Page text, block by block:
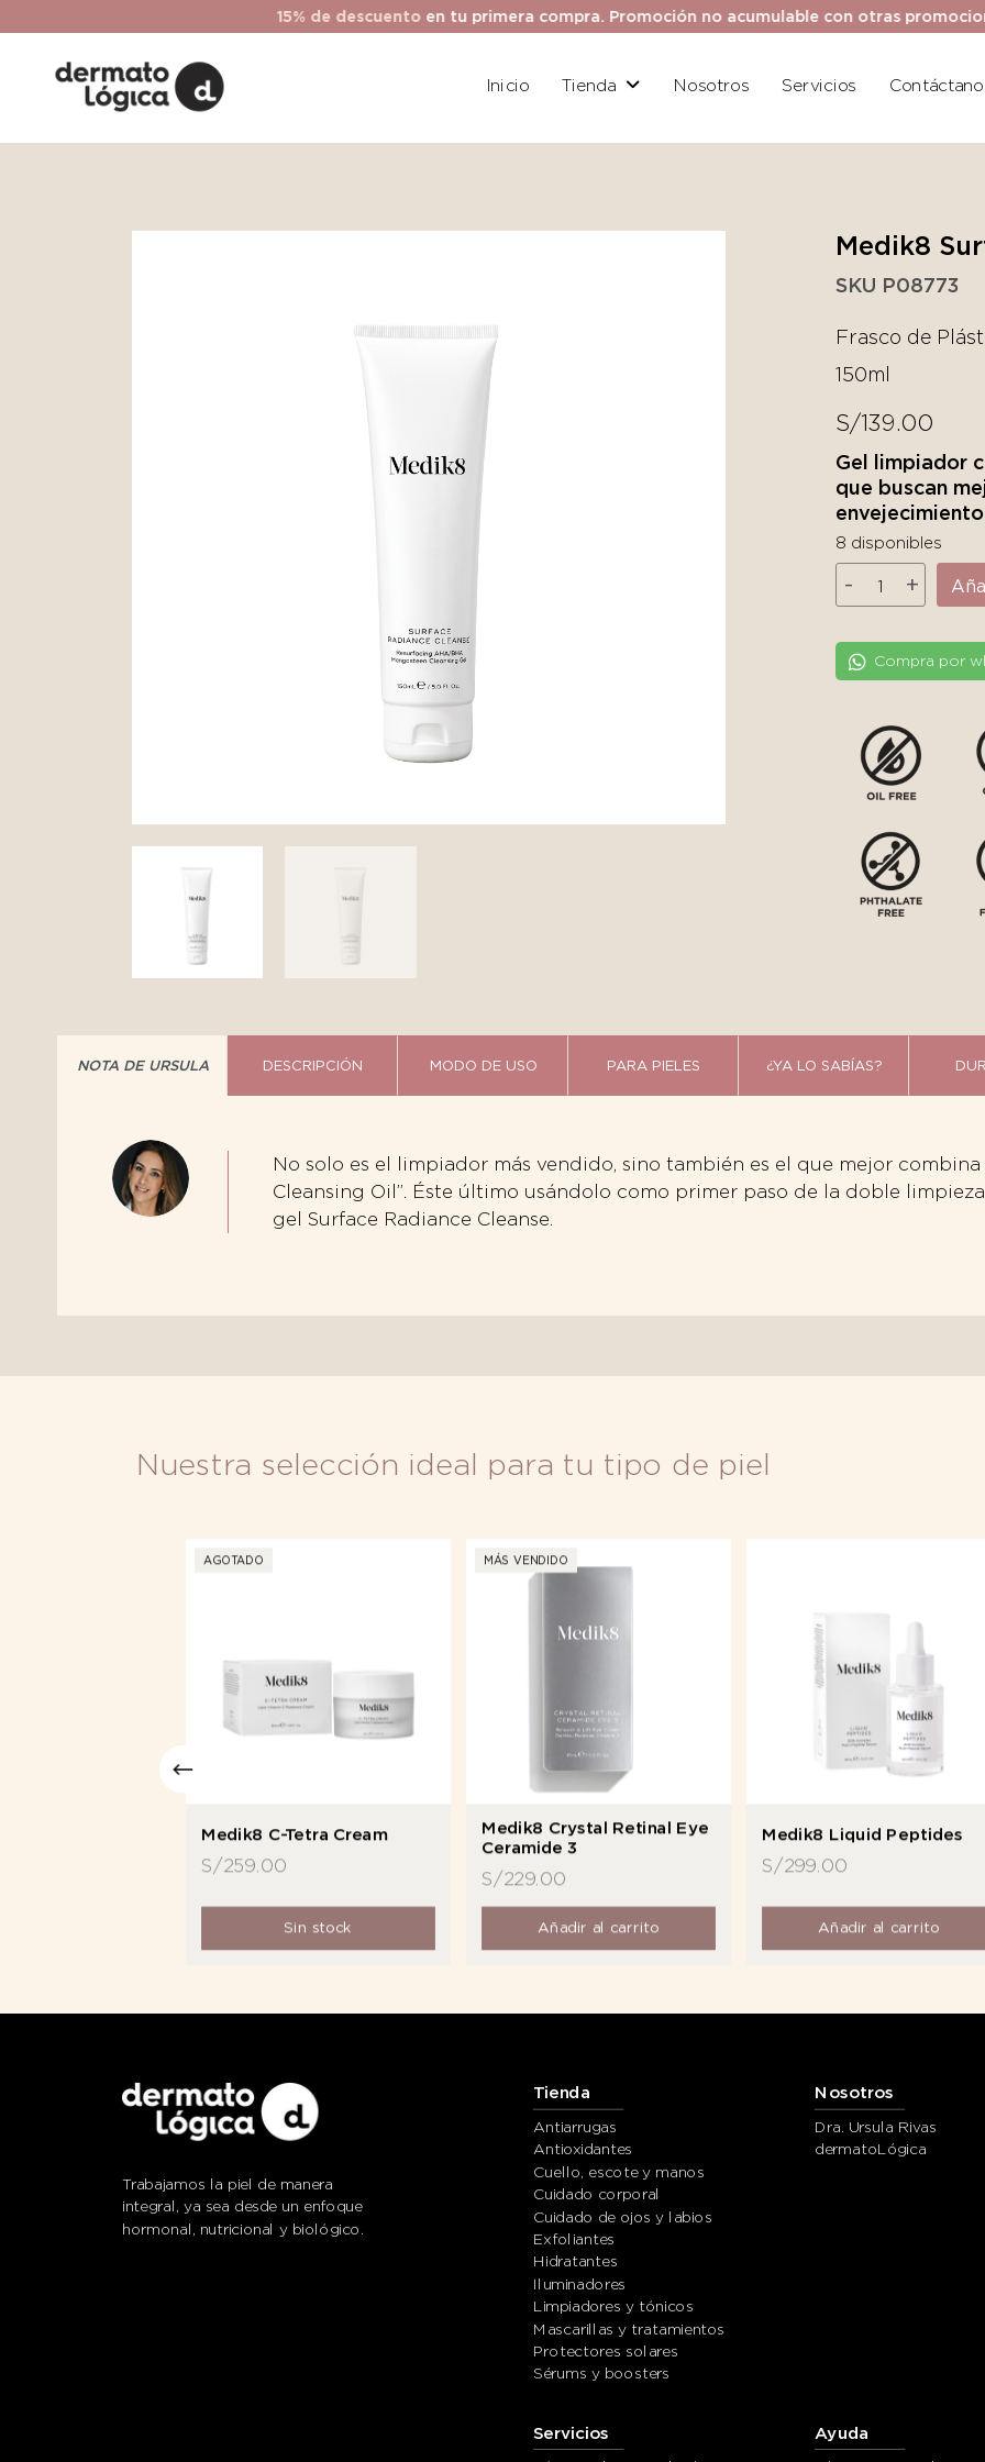
15% de descuentoen tu primera compra. Promoción no acumulable con otras
Inicio Tienda Nosotros Servicios
Medik8
SKU P08773
Frasco de
150ml
S/139.00
Gel limpiador
que buscan
8 disponibles
Surface
Cleanse
cantidad
+
-
Compra por
NOTA DE URSULA DESCRIPCIÓN MODO DE USO PARA PIELES ¿YA LO SABÍAS?
No solo es el limpiador más vendido, sino también es el que mejor
Cleansing Oil”. Éste último usándolo como primer paso de la doble
gel Surface Radiance Cleanse.
Nuestra selección ideal para tu tipo de piel
AGOTADO
Medik8 C-Tetra Cream
S/259.00
Sin stock
MÁS VENDIDO
Medik8 Crystal Retinal Eye
Ceramide 3
S/229.00
Añadir al carrito
Medik8 Liquid Peptides
S/299.00
Añadir al carrito
Trabajamos la piel de manera
integral, ya sea desde un enfoque
hormonal, nutricional y biológico.
Tienda
Antiarrugas
Antioxidantes
Cuello, escote y manos
Cuidado corporal
Cuidado de ojos y labios
Exfoliantes
Hidratantes
Iluminadores
Limpiadores y tónicos
Mascarillas y tratamientos
Protectores solares
Sérums y boosters
Nosotros
Dra. Ursula Rivas
dermatoLógica
Servicios Ayuda